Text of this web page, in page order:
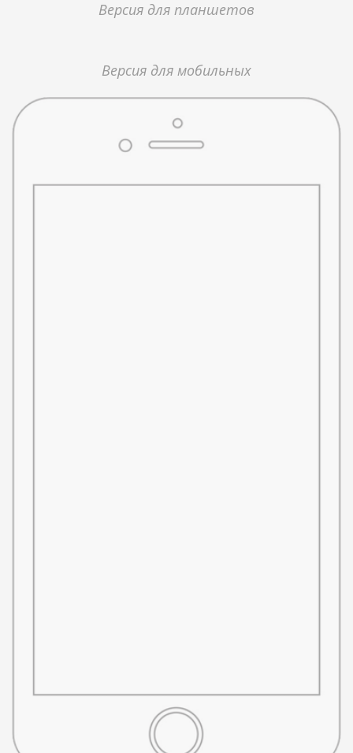
Версия для планшетов
Версия для мобильных